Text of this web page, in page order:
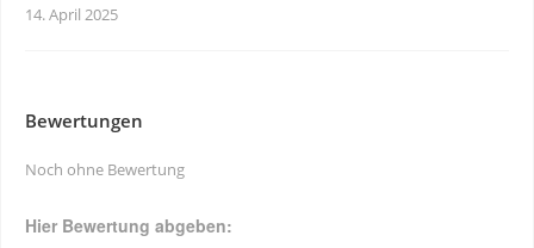
14. April 2025
Bewertungen
Noch ohne Bewertung
Hier Bewertung abgeben: